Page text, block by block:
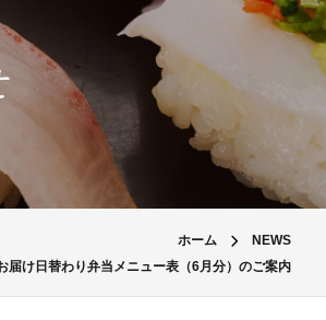
ホーム
NEWS
届け日替わり弁当メニュー表（6月分）のご案内